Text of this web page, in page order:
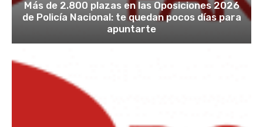
Más de 2.800 plazas en las Oposiciones 2026
de Policía Nacional: te quedan pocos días para
apuntarte